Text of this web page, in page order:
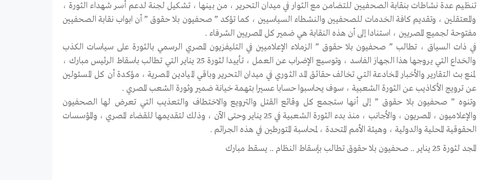
تنظيم عدة نشاطات بنقابة الصحفيين للتضامن مع الثوار في ميدان التحرير ، من بينها ، تشكيل لجنة لدعم أسر شهداء الثورة ،
والمعتقلين ، وتقديم كافة الخدمات للصحفيين والنشطاء السياسيين ، كما تؤكد ” صحفيون بلا حقوق ” أن ابواب نقابة الصحفيين
مفتوحة لجميع المصريين ، استنادا إلى أن هذه النقابة هي ضمير كل المصريين الشرفاء .
في ذات السياق ، تطالب ” صحفيون بلا حقوق ” الزملاء الإعلاميين في التليفزيون المصري الرسمي بالثورة على سياسات الكذب
والخداع التي يروجها هذا الجهاز الفاسد ، وتوسيع الإضراب عن العمل ، تأييدا لثورة 25 يناير التي تطالب باسقاط الرئيس مبارك ،
لمنع بث التقارير والأخبار المخادعة التي تخالف حقائق المد الثوري في ميدان التحرير وباقي الميادين المصرية ، مؤكدة أن كل المسئولين
عن ترويج الأكاذيب عن الثورة الشعبية ، سوف يحاسبوا حسابا عسيرا بتهمة خيانة ضمير وثورة الشعب المصري .
وتنوه ” صحفيون بلا حقوق ” إلى أنها ستجمع كل وقائع القتل والترويع والاختطاف والتعذيب التي تعرض لها الصحفيون
والإعلاميون ، المصريون ، والأجانب ، منذ بدء الثورة الشعبية في 25 يناير وحتى الآن ، وذلك لتقديمها للقضاء المصري ، والمؤسسات
الحقوقية المحلية والدولية ، وهيئة الأمم المتحدة ، لمحاسبة المتورطين في هذه الجرائم .
المجد لثورة 25 يناير .. صحفيون بلا حقوق تطالب بإسقاط النظام .. يسقط مبارك